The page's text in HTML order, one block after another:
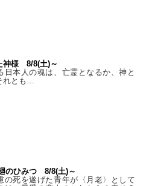
神様 8/8(土)～
日本人の魂は、亡霊となるか、神と
れとも…
のひみつ 8/8(土)～
の死を遂げた青年が〈月老〉として